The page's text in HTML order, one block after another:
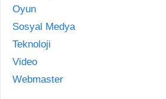
Oyun
Sosyal Medya
Teknoloji
Video
Webmaster